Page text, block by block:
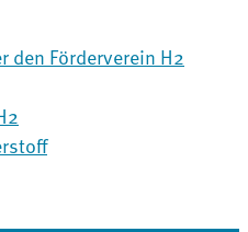
den Förderverein H2